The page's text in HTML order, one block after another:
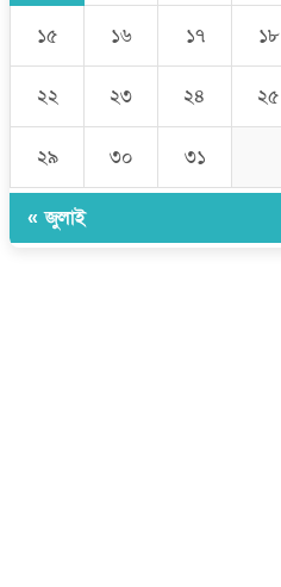
১৫ ১৬ ১৭ ১৮
২২ ২৩ ২৪ ২৫
২৯ ৩০ ৩১
« জুলাই